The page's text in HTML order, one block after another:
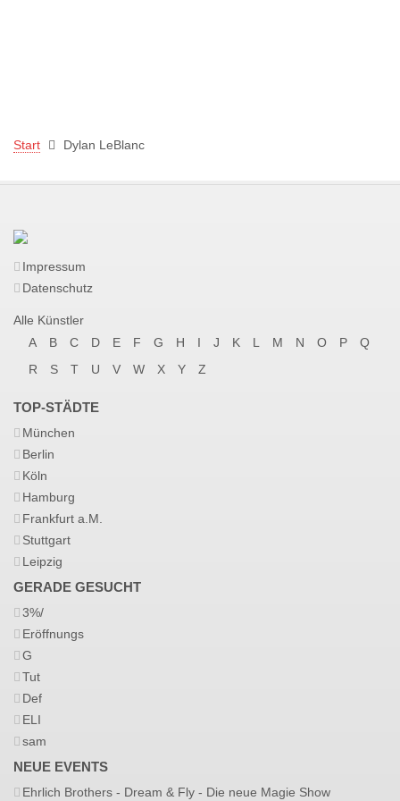
Start Dylan LeBlanc
Impressum
Datenschutz
Alle Künstler
A
B C D E F G H I J K L M N O P
Q
R
S T U V W X Y Z
TOP-STÄDTE
München
Berlin
Köln
Hamburg
Frankfurt a.M.
Stuttgart
Leipzig
GERADE GESUCHT
3%/
Eröffnungs
G
Tut
Def
ELI
sam
NEUE EVENTS
Ehrlich Brothers - Dream & Fly - Die neue Magie Show